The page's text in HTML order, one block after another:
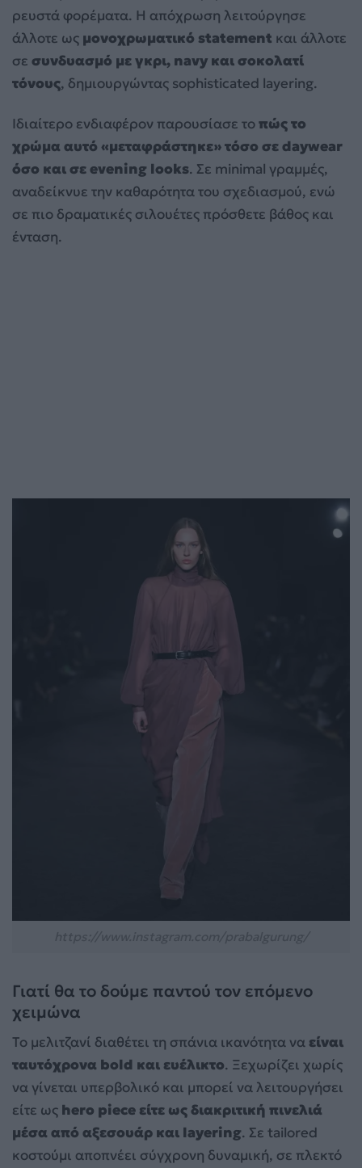
ρευστά φορέματα. Η απόχρωση λειτούργησε
άλλοτε ως μονοχρωματικό statement και άλλοτε
σε συνδυασμό με γκρι, navy και σοκολατί
τόνους, δημιουργώντας sophisticated layering.
Ιδιαίτερο ενδιαφέρον παρουσίασε τοπώς το
χρώμα αυτό «μεταφράστηκε» τόσο σε daywear
όσο και σε evening looks. Σε minimal γραμμές,
αναδείκνυε την καθαρότητα του σχεδιασμού, ενώ
σε πιο δραματικές σιλουέτες πρόσθετε βάθος και
ένταση.
Γιατί θα το δούμε παντού τον επόμενο
χειμώνα
Το μελιτζανί διαθέτει τη σπάνια ικανότητα να είναι
ταυτόχρονα bold και ευέλικτο. Ξεχωρίζει χωρίς
να γίνεται υπερβολικό και μπορεί να λειτουργήσει
είτε ως hero piece είτε ως διακριτική πινελιά
μέσα από αξεσουάρ και layering. Σε tailored
κοστούμι αποπνέει σύγχρονη δυναμική, σε πλεκτό